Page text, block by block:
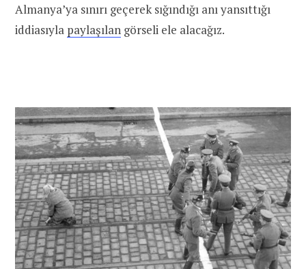
Almanya’ya sınırı geçerek sığındığı anı yansıttığı
iddiasıyla paylaşılan görseli ele alacağız.